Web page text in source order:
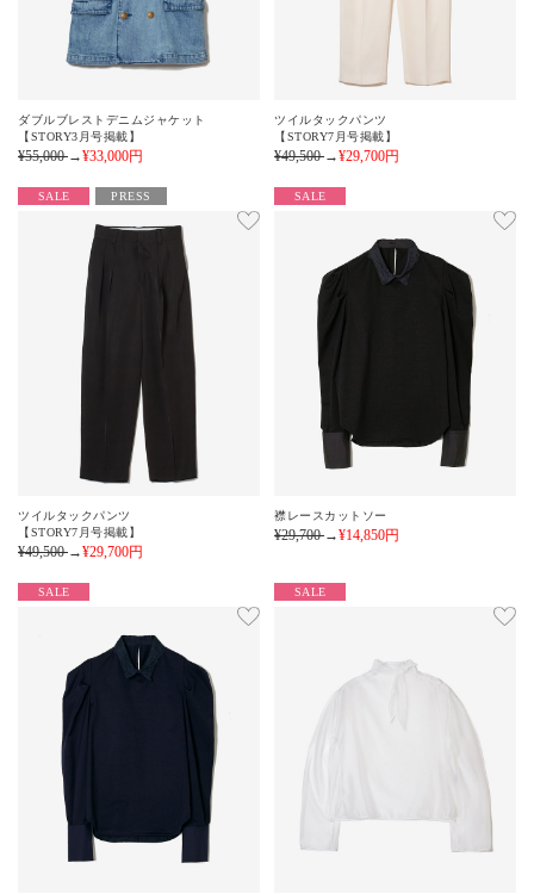
ダブルブレストデニムジャケット
【STORY3月号掲載】
¥55,000→¥33,000円
ツイルタックパンツ
【STORY7月号掲載】
¥49,500→¥29,700円
SALE PRESS
ツイルタックパンツ
【STORY7月号掲載】
¥49,500→¥29,700円
SALE
襟レースカットソー
¥29,700→¥14,850円
SALE SALE